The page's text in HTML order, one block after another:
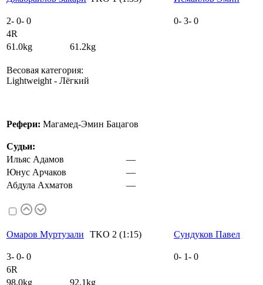
2- 0- 0 0- 3- 0
4R
61.0kg 61.2kg
Весовая категория:
Lightweight - Лёгкий
Рефери: Магамед-Эмин Бацагов
Судьи:
Ильяс Адамов
—
Юнус Арчаков
—
Абдула Ахматов
—
Омаров Муртузали TKO 2 (1:15) Сундуков Павел
3- 0- 0 0- 1- 0
6R
98.0kg 92.1kg